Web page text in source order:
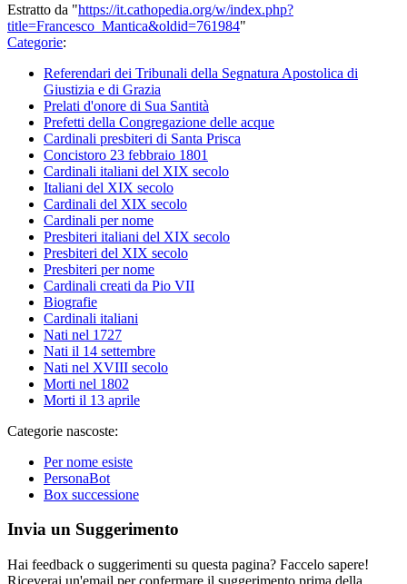
Estratto da "https://it.cathopedia.org/w/index.php?
title=Francesco_Mantica&oldid=761984"
Categorie:
Referendari dei Tribunali della Segnatura Apostolica di
Giustizia e di Grazia
Prelati d'onore di Sua Santità
Prefetti della Congregazione delle acque
Cardinali presbiteri di Santa Prisca
Concistoro 23 febbraio 1801
Cardinali italiani del XIX secolo
Italiani del XIX secolo
Cardinali del XIX secolo
Cardinali per nome
Presbiteri italiani del XIX secolo
Presbiteri del XIX secolo
Presbiteri per nome
Cardinali creati da Pio VII
Biografie
Cardinali italiani
Nati nel 1727
Nati il 14 settembre
Nati nel XVIII secolo
Morti nel 1802
Morti il 13 aprile
Categorie nascoste:
Per nome esiste
PersonaBot
Box successione
Invia un Suggerimento
Hai feedback o suggerimenti su questa pagina? Faccelo sapere!
Riceverai un'email per confermare il suggerimento prima della